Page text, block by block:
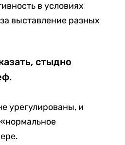
в условиях
выставление разных
стыдно
урегулированы, и